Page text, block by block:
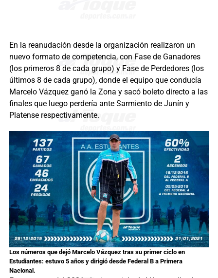
En la reanudación desde la organización realizaron un
nuevo formato de competencia, con Fase de Ganadores
(los primeros 8 de cada grupo) y Fase de Perdedores (los
últimos 8 de cada grupo), donde el equipo que conducía
Marcelo Vázquez ganó la Zona y sacó boleto directo a las
finales que luego perdería ante Sarmiento de Junín y
Platense respectivamente.
Los números que dejó Marcelo Vázquez tras su primer ciclo en
Estudiantes: estuvo 5 años y dirigió desde Federal B a Primera
Nacional.